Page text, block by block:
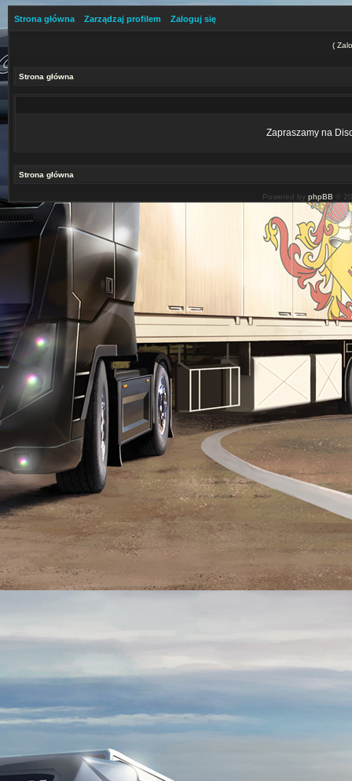
Strona główna Zarządzaj profilem Zaloguj się
(
Strona główna
Zapraszamy na
Strona główna
Powered by phpBB ©